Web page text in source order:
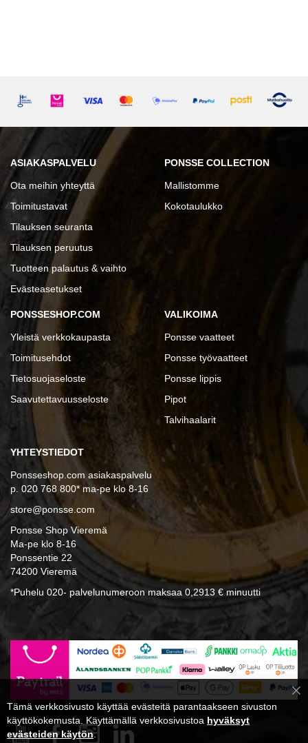
ASIAKASPALVELU
Ota meihin yhteyttä
Toimitustavat
Tilauksen seuranta
Tilauksen peruutus
Tuotteen palautus & vaihto
Evästeasetukset
PONSSE COLLECTION
Mallistomme
Kokotaulukko
PONSSESHOP.COM
Yleistä verkkokaupasta
Toimitusehdot
Tietosuojaseloste
Saavutettavuusseloste
VALIKOIMA
Ponsse vaatteet
Ponsse työvaatteet
Ponsse lippis
Pipot
Talvihaalarit
YHTEYSTIEDOT
Ponsseshop.com asiakaspalvelu
p. 020 768 800* ma-pe klo 8-16
store@ponsse.com
Ponsse Shop Vieremä
Ma-pe klo 8-16
Ponssentie 22
74200 Vieremä
*Puhelu 020- palvelunumeroon maksaa 0,2913 € minuutti
Tämä verkkosivusto käyttää evästeitä parantaakseen sivuston
käyttökokemusta. Käyttämällä verkkosivustoa hyväksyt
evästeiden käytön.